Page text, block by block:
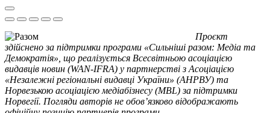
Проєкт
здійснено за підтримки програми «Сильніші разом: Медіа та
Демократія», що реалізується Всесвітньою асоціацією
видавців новин (WAN-IFRA) у партнерстві з Асоціацією
«Незалежні регіональні видавці України» (АНРВУ) та
Норвезькою асоціацією медіабізнесу (MBL) за підтримки
Норвегії. Погляди авторів не обов’язково відображають